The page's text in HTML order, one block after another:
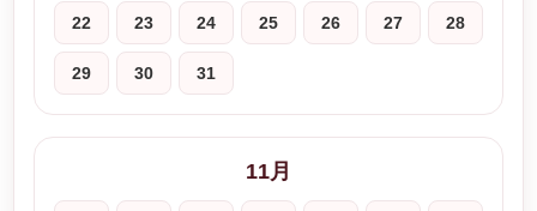
22 23 24 25 26 27 28
29 30 31
11月